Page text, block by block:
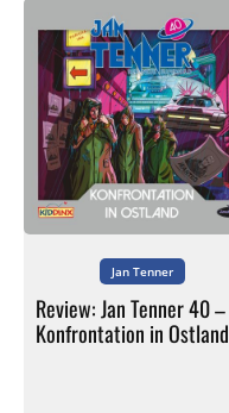
Jan Tenner
Review: Jan Tenner 40 –
Konfrontation in Ostland